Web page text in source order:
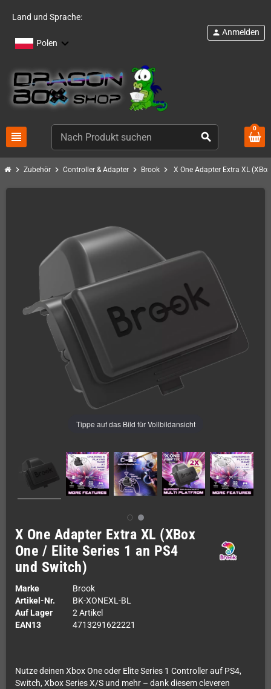
Land und Sprache:
Polen
view_headline search
person Anmelden
0
chevron_right Zubehör chevron_right Controller & Adapter chevron_right Brook chevron_right X One Adapter Extra XL
Tippe auf das Bild für Vollbildansicht
X One Adapter Extra XL (XBox
One / Elite Series 1 an PS4
und Switch)
Marke
Brook
Artikel-Nr.
BK-XONEXL-BL
Auf Lager
2 Artikel
EAN13
4713291622221
Nutze deinen Xbox One oder Elite Series 1 Controller auf PS4,
Switch, Xbox Series X/S und mehr – dank diesem cleveren